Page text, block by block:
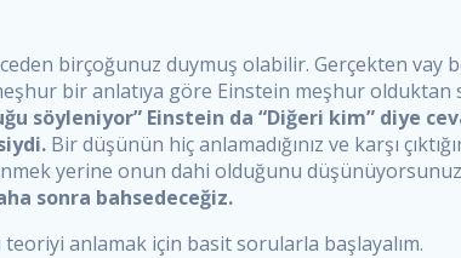
birçoğunuz duymuş olabilir. Gerçekten vay
bir anlatıya göre Einstein meşhur
söyleniyor” Einstein da “Diğeri kim” diye
Bir düşünün hiç anlamadığınız ve karşı
yerine onun dahi olduğunu
sonra bahsedeceğiz.
teoriyi anlamak için basit sorularla başlayalım.